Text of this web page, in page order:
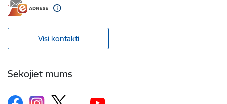
Visi kontakti
Sekojiet mums